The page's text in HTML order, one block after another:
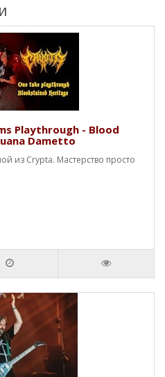
Playthrough - Blood
Dametto
из Crypta. Мастерство просто